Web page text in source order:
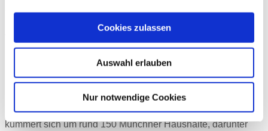
Cookies zulassen
Auswahl erlauben
Nur notwendige Cookies
geworfen wurden – sozial etablierte Menschen.“ Mehr als
8100 Münchner, so die Statistik, waren im September
Übergangseinrichtungen sowie rund 350 Obdachlose, die ab
und zu in der Nacht Schutzräume aufsuchen, noch gar nicht
eingerechnet.
Raumfair kooperiert mit dem Internationalen Bund (IB),
einem Träger der Wohnungslosenhilfe Bayern. Der Verband
kümmert sich um rund 150 Münchner Haushalte, darunter